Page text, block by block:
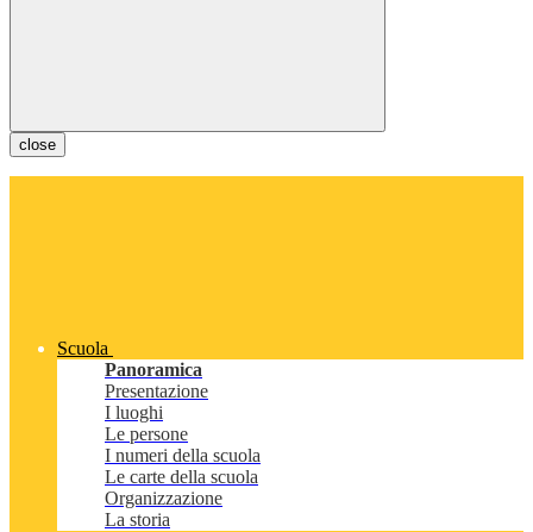
close
Scuola
Panoramica
Presentazione
I luoghi
Le persone
I numeri della scuola
Le carte della scuola
Organizzazione
La storia